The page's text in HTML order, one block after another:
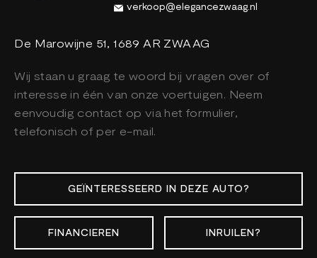
verkoop@elegancezwaag.nl
De Marowijne 51, 1689 AR ZWAAG
Wij staan u graag te woord bij vragen over of
interesse in één van onze voertuigen. Neem
eenvoudig contact op via het formulier,
telefonisch of per e-mail.
GEÏNTERESSEERD IN DEZE AUTO?
FINANCIEREN INRUILEN?